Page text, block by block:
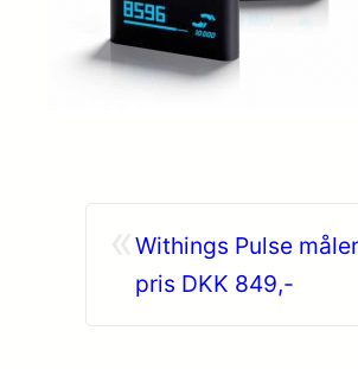
Withings Pulse
pris DKK 849,-